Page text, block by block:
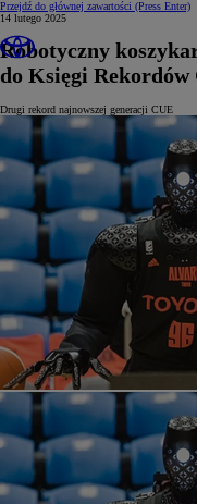
Przejdź do głównej zawartości (Press Enter)
14 lutego 2025
Robotyczny
do Księgi Rekordów
Drugi rekord najnowszej generacji CUE